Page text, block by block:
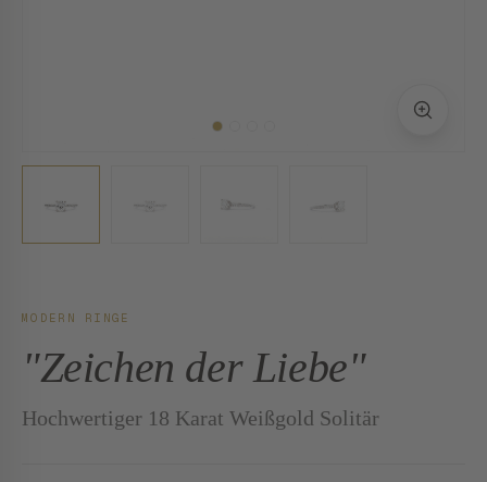
MODERN RINGE
"Zeichen der Liebe"
Hochwertiger 18 Karat Weißgold Solitär